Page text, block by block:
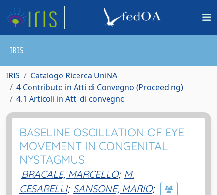
IRIS
IRIS
Catalogo Ricerca UniNA
4 Contributo in Atti di Convegno (Proceeding)
4.1 Articoli in Atti di convegno
BASELINE OSCILLATION OF EYE
MOVEMENT IN CONGENITAL
NYSTAGMUS
BRACALE, MARCELLO; M.
CESARELLI; SANSONE, MARIO;